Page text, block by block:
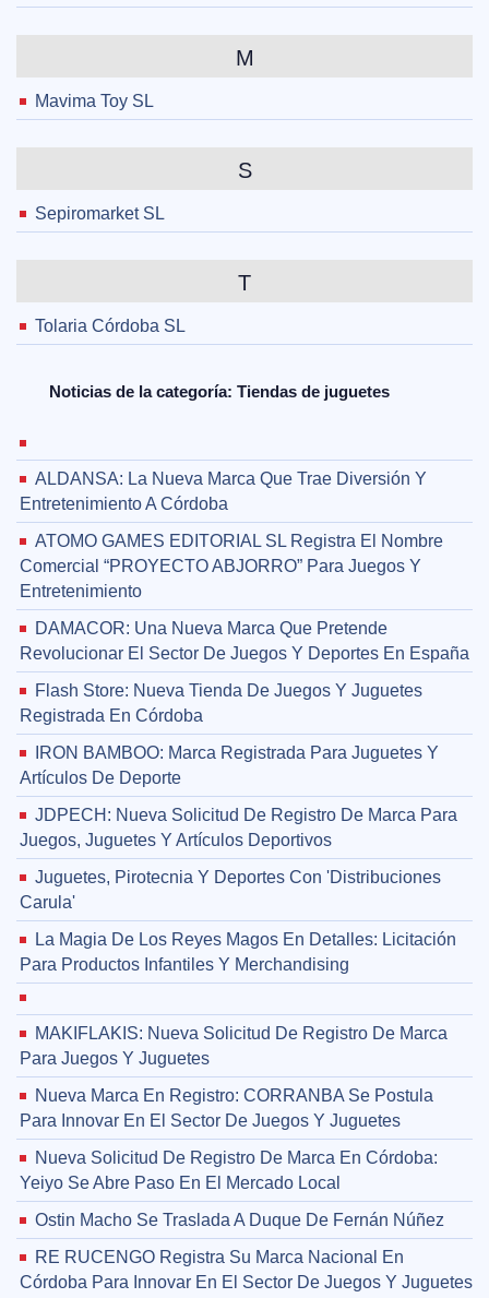
M
Mavima Toy SL
S
Sepiromarket SL
T
Tolaria Córdoba SL
Noticias de la categoría: Tiendas de juguetes
ALDANSA: La Nueva Marca Que Trae Diversión Y
Entretenimiento A Córdoba
ATOMO GAMES EDITORIAL SL Registra El Nombre
Comercial “PROYECTO ABJORRO” Para Juegos Y
Entretenimiento
DAMACOR: Una Nueva Marca Que Pretende
Revolucionar El Sector De Juegos Y Deportes En España
Flash Store: Nueva Tienda De Juegos Y Juguetes
Registrada En Córdoba
IRON BAMBOO: Marca Registrada Para Juguetes Y
Artículos De Deporte
JDPECH: Nueva Solicitud De Registro De Marca Para
Juegos, Juguetes Y Artículos Deportivos
Juguetes, Pirotecnia Y Deportes Con 'Distribuciones
Carula'
La Magia De Los Reyes Magos En Detalles: Licitación
Para Productos Infantiles Y Merchandising
MAKIFLAKIS: Nueva Solicitud De Registro De Marca
Para Juegos Y Juguetes
Nueva Marca En Registro: CORRANBA Se Postula
Para Innovar En El Sector De Juegos Y Juguetes
Nueva Solicitud De Registro De Marca En Córdoba:
Yeiyo Se Abre Paso En El Mercado Local
Ostin Macho Se Traslada A Duque De Fernán Núñez
RE RUCENGO Registra Su Marca Nacional En
Córdoba Para Innovar En El Sector De Juegos Y Juguetes